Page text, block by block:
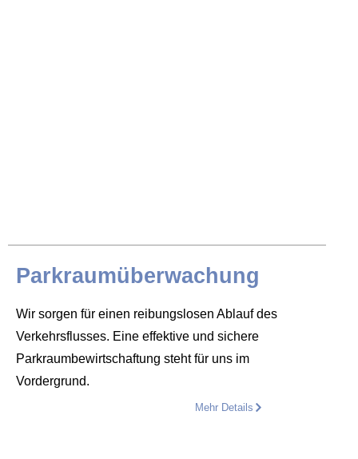
Parkraumüberwachung
Wir sorgen für einen reibungslosen Ablauf des
Verkehrsflusses. Eine effektive und sichere
Parkraumbewirtschaftung steht für uns im
Vordergrund.
Mehr Details